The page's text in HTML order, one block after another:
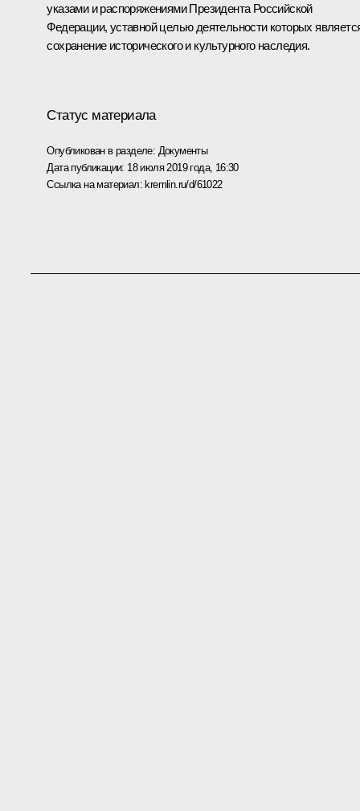
указами и распоряжениями Президента Российской
Федерации, уставной целью деятельности которых
сохранение исторического и культурного наследия.
Статус материала
Опубликован в разделе: Документы
Дата публикации: 18 июля 2019 года, 16:30
Ссылка на материал: kremlin.ru/d/61022